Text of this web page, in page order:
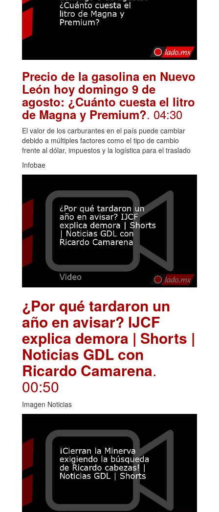
Precio de la gasolina en Nuevo
León hoy domingo 9 de
agosto: ¿Cuánto cuesta el litro
de Magna y Premium?. 04:30
El valor de los carburantes en el país puede cambiar
debido a múltiples factores como el tipo de cambio
frente al dólar, impuestos y la logística para el traslado
Infobae
¿Por qué tardaron un
año en avisar? IJCF
explica demora | Shorts |
Noticias GDL con
Ricardo Camarena.
00:50
Imagen Noticias